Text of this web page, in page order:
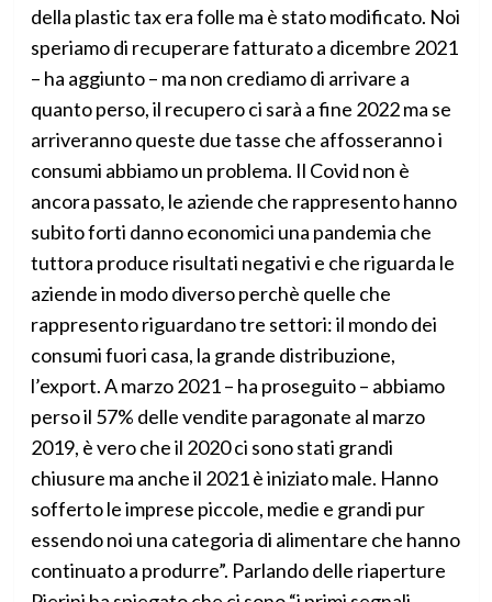
della plastic tax era folle ma è stato modificato. Noi
speriamo di recuperare fatturato a dicembre 2021
– ha aggiunto – ma non crediamo di arrivare a
quanto perso, il recupero ci sarà a fine 2022 ma se
arriveranno queste due tasse che affosseranno i
consumi abbiamo un problema. Il Covid non è
ancora passato, le aziende che rappresento hanno
subito forti danno economici una pandemia che
tuttora produce risultati negativi e che riguarda le
aziende in modo diverso perchè quelle che
rappresento riguardano tre settori: il mondo dei
consumi fuori casa, la grande distribuzione,
l’export. A marzo 2021 – ha proseguito – abbiamo
perso il 57% delle vendite paragonate al marzo
2019, è vero che il 2020 ci sono stati grandi
chiusure ma anche il 2021 è iniziato male. Hanno
sofferto le imprese piccole, medie e grandi pur
essendo noi una categoria di alimentare che hanno
continuato a produrre”. Parlando delle riaperture